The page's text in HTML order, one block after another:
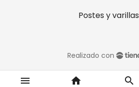
menu home search
Postes y varillas
Realizado con